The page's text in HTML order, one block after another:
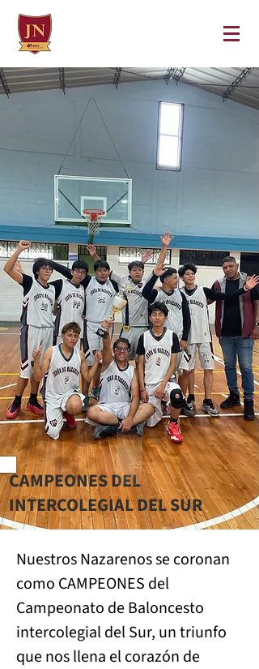
CAMPEONES DEL
INTERCOLEGIAL DEL SUR
Nuestros Nazarenos se coronan
como CAMPEONES del
Campeonato de Baloncesto
intercolegial del Sur, un triunfo
que nos llena el corazón de